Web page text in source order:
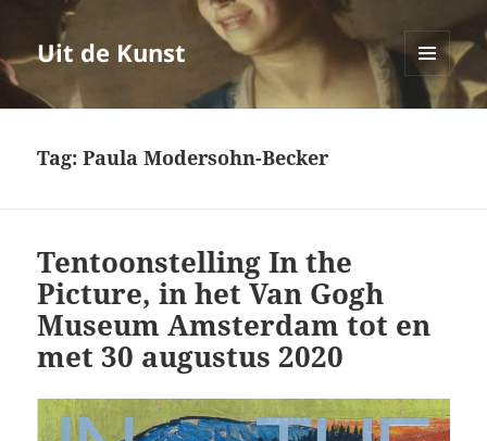
Uit de Kunst
MENU
EN
Tag:Paula Modersohn-Becker
Tentoonstelling In the
Picture, in het Van Gogh
Museum Amsterdam tot en
met 30 augustus 2020